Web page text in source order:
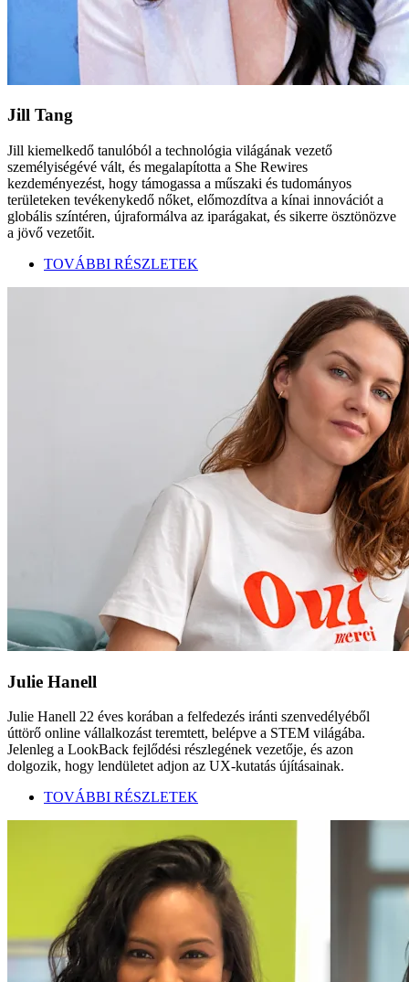
Jill Tang
Jill kiemelkedő tanulóból a technológia világának vezető
személyiségévé vált, és megalapította a She Rewires
kezdeményezést, hogy támogassa a műszaki és tudományos
területeken tevékenykedő nőket, előmozdítva a kínai innovációt a
globális színtéren, újraformálva az iparágakat, és sikerre ösztönözve
a jövő vezetőit.
TOVÁBBI RÉSZLETEK
Julie Hanell
Julie Hanell 22 éves korában a felfedezés iránti szenvedélyéből
úttörő online vállalkozást teremtett, belépve a STEM világába.
Jelenleg a LookBack fejlődési részlegének vezetője, és azon
dolgozik, hogy lendületet adjon az UX-kutatás újításainak.
TOVÁBBI RÉSZLETEK